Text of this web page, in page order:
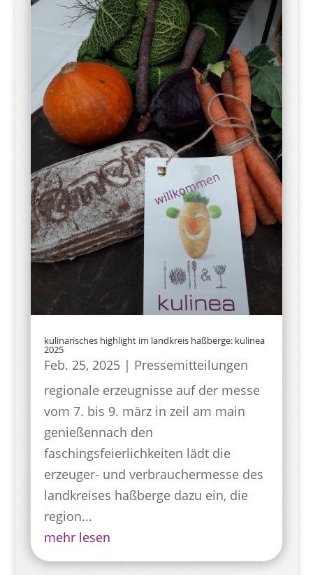
kulinarisches highlight im landkreis haßberge: kulinea
2025
Feb. 25, 2025| Pressemitteilungen
regionale erzeugnisse auf der messe
vom 7. bis 9. märz in zeil am main
genießennach den
faschingsfeierlichkeiten lädt die
erzeuger- und verbrauchermesse des
landkreises haßberge dazu ein, die
region...
mehr lesen